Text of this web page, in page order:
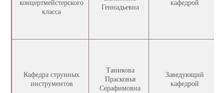
концертмейстерского
класса
Геннадьевна
кафедрой
Кафедра струнных
инструментов
Таникова
Прасковья
Серафимовна
Заведующий
кафедрой